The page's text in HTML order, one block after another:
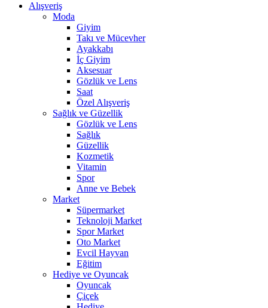
Alışveriş
Moda
Giyim
Takı ve Mücevher
Ayakkabı
İç Giyim
Aksesuar
Gözlük ve Lens
Saat
Özel Alışveriş
Sağlık ve Güzellik
Gözlük ve Lens
Sağlık
Güzellik
Kozmetik
Vitamin
Spor
Anne ve Bebek
Market
Süpermarket
Teknoloji Market
Spor Market
Oto Market
Evcil Hayvan
Eğitim
Hediye ve Oyuncak
Oyuncak
Çiçek